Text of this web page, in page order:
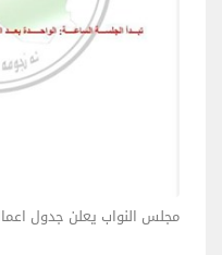
مجلس النواب يعلن جدول